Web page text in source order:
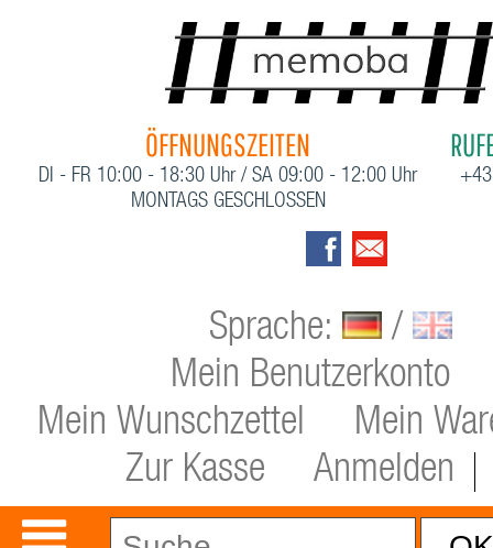
ÖFFNUNGSZEITEN
DI - FR 10:00 - 18:30 Uhr / SA 09:00 - 12:00 Uhr
MONTAGS GESCHLOSSEN
Sprache:
/
Mein Benutzerkonto
Mein Wunschzettel
Mein
Zur Kasse
Anmelden